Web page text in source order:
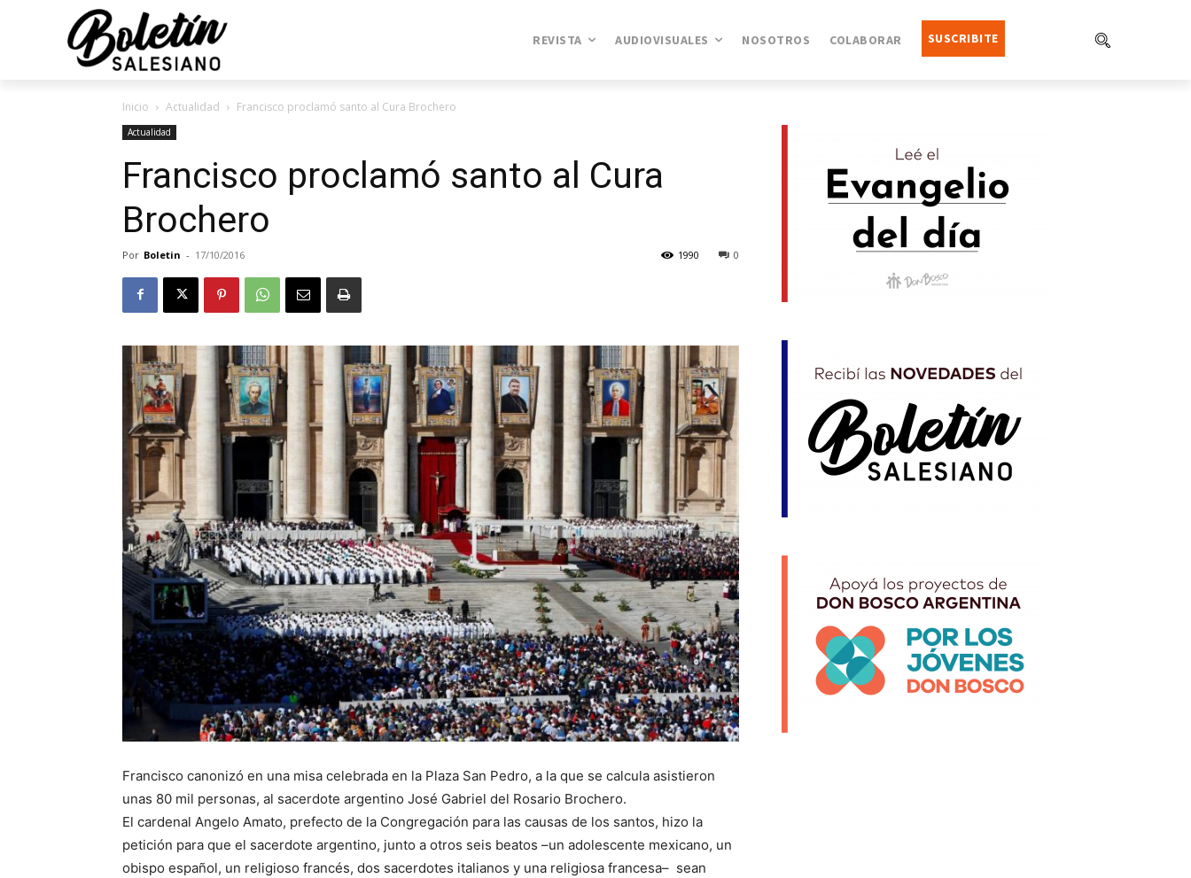
REVISTA AUDIOVISUALES NOSOTROS COLABORAR SUSCRIBITE
Inicio Actualidad Francisco proclamó santo al Cura Brochero
Actualidad
Francisco proclamó santo al Cura
Brochero
Por Boletin - 17/10/2016 0
1990
Francisco canonizó en una misa celebrada en la Plaza San Pedro, a la que se calcula asistieron
unas 80 mil personas, al sacerdote argentino José Gabriel del Rosario Brochero.
El cardenal Angelo Amato, prefecto de la Congregación para las causas de los santos, hizo la
petición para que el sacerdote argentino, junto a otros seis beatos –un adolescente mexicano, un
obispo español, un religioso francés, dos sacerdotes italianos y una religiosa francesa– sean